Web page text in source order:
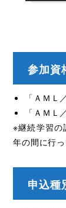
参加資
「ＡＭ
「ＡＭ
※継続学習の
年の間に行っ
申込種